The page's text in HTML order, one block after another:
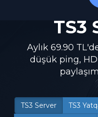
TS3
Aylık 69.90
düşük ping,
TS3 Server
TS3